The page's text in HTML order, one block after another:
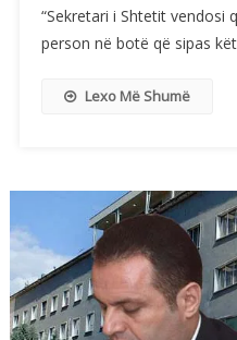
“Sekretari i Shtetit vendosi
person në botë që sipas
Lexo Më Shumë